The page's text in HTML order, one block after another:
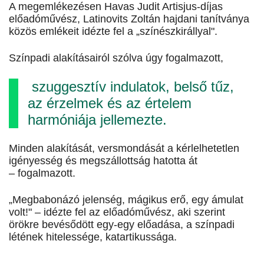
A megemlékezésen Havas Judit Artisjus-díjas
előadóművész, Latinovits Zoltán hajdani tanítványa
közös emlékeit idézte fel a „színészkirállyal".
Színpadi alakításairól szólva úgy fogalmazott,
szuggesztív indulatok, belső tűz,
az érzelmek és az értelem
harmóniája jellemezte.
Minden alakítását, versmondását a kérlelhetetlen
igényesség és megszállottság hatotta át
– fogalmazott.
„Megbabonázó jelenség, mágikus erő, egy ámulat
volt!" – idézte fel az előadóművész, aki szerint
örökre bevésődött egy-egy előadása, a színpadi
létének hitelessége, katartikussága.